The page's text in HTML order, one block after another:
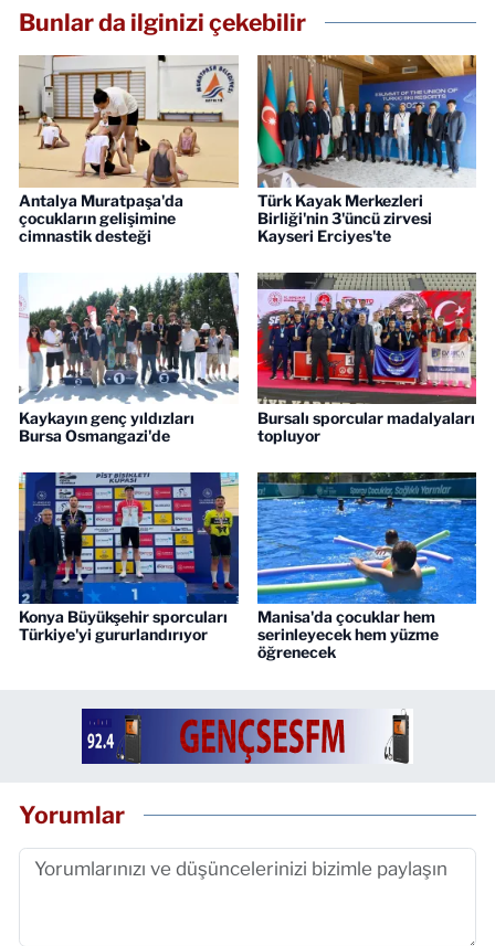
Bunlar da ilginizi çekebilir
Antalya Muratpaşa'da
çocukların gelişimine
cimnastik desteği
Türk Kayak Merkezleri
Birliği'nin 3'üncü zirvesi
Kayseri Erciyes'te
Kaykayın genç yıldızları
Bursa Osmangazi'de
Bursalı sporcular madalyaları
topluyor
Konya Büyükşehir sporcuları
Türkiye'yi gururlandırıyor
Manisa'da çocuklar hem
serinleyecek hem yüzme
öğrenecek
Yorumlar